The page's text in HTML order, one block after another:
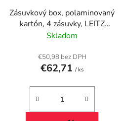
Zásuvkový box, polaminovaný
kartón, 4 zásuvky, LEITZ
"Click&Store", čierna
Skladom
€50,98 bez DPH
€62,71/ ks